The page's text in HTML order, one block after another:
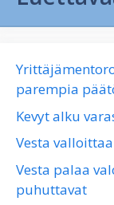
parempia
Kevyt alku
Vesta
Vesta palaa
puhuttavat